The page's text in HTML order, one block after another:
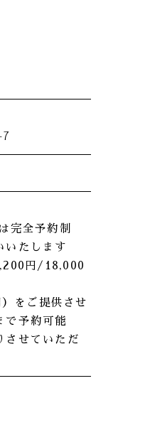
全予約制
いたします
円/18,000
をご提供させ
で予約可能
させていただ